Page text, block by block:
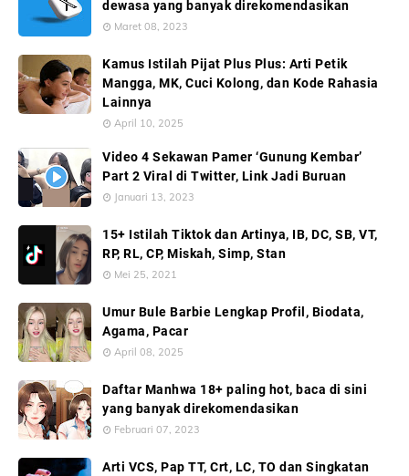
dewasa yang banyak direkomendasikan
Maret 08, 2023
Kamus Istilah Pijat Plus Plus: Arti Petik
Mangga, MK, Cuci Kolong, dan Kode Rahasia
Lainnya
April 10, 2025
Video 4 Sekawan Pamer ‘Gunung Kembar’
Part 2 Viral di Twitter, Link Jadi Buruan
Januari 13, 2023
15+ Istilah Tiktok dan Artinya, IB, DC, SB, VT,
RP, RL, CP, Miskah, Simp, Stan
Mei 25, 2021
Umur Bule Barbie Lengkap Profil, Biodata,
Agama, Pacar
April 08, 2025
Daftar Manhwa 18+ paling hot, baca di sini
yang banyak direkomendasikan
Februari 07, 2023
Arti VCS, Pap TT, Crt, LC, TO dan Singkatan